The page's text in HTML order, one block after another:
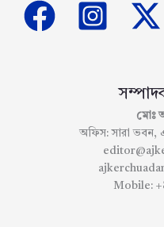
মোঃ
অফিস: সারা ভবন,
Mobile: